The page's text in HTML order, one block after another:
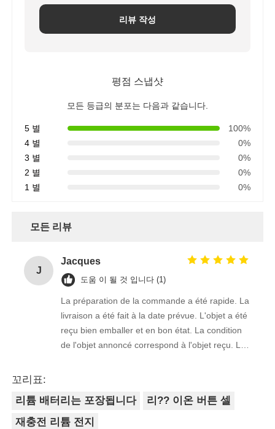
리뷰 작성
평점 스냅샷
모든 등급의 분포는 다음과 같습니다.
5 별
100%
4 별
0%
3 별
0%
2 별
0%
1 별
0%
모든 리뷰
J
Jacques
도움 이 될 것 입니다 (1)
La préparation de la commande a été rapide. La
livraison a été fait à la date prévue. L'objet a été
reçu bien emballer et en bon état. La condition
de l'objet annoncé correspond à l'objet reçu. Le
꼬리표:
리튬 배터리는 포장됩니다
리?? 이온 버튼 셀
재충전 리튬 전지